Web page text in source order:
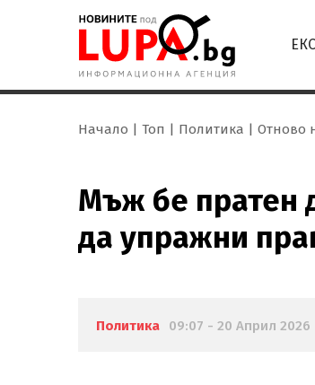
Начало Топ Политика Отново
Мъж бе пратен
да упражни
Политика 09:07 - 20 Април 2026